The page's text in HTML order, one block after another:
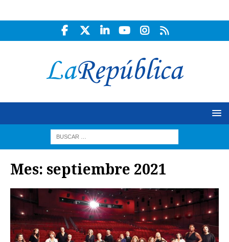
Mes: septiembre 2021